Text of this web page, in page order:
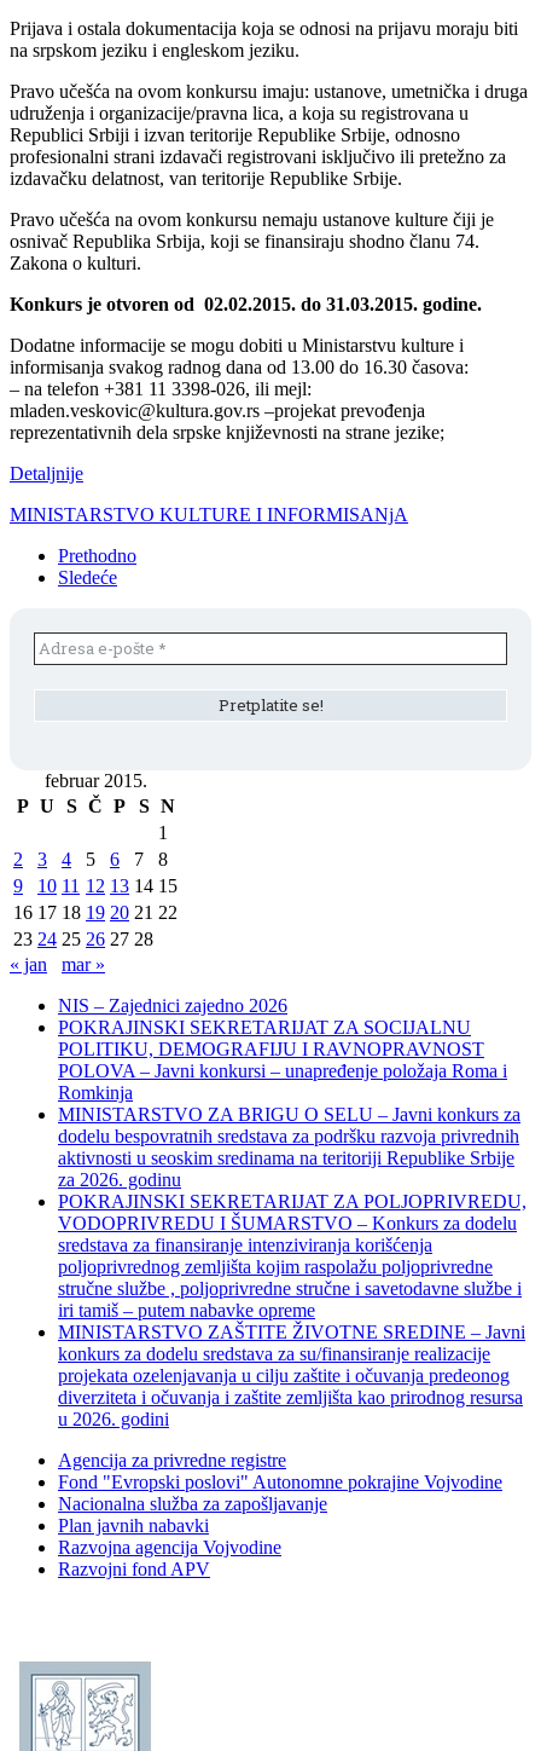
Prijava i ostala dokumentacija koja se odnosi na prijavu moraju biti
na srpskom jeziku i engleskom jeziku.
Pravo učešća na ovom konkursu imaju: ustanove, umetnička i druga
udruženja i organizacije/pravna lica, a koja su registrovana u
Republici Srbiji i izvan teritorije Republike Srbije, odnosno
profesionalni strani izdavači registrovani isključivo ili pretežno za
izdavačku delatnost, van teritorije Republike Srbije.
Pravo učešća na ovom konkursu nemaju ustanove kulture čiji je
osnivač Republika Srbija, koji se finansiraju shodno članu 74.
Zakona o kulturi.
Konkurs je otvoren od 02.02.2015. do 31.03.2015. godine.
Dodatne informacije se mogu dobiti u Ministarstvu kulture i
informisanja svakog radnog dana od 13.00 do 16.30 časova:
– na telefon +381 11 3398-026, ili mejl:
mladen.veskovic@kultura.gov.rs –projekat prevođenja
reprezentativnih dela srpske književnosti na strane jezike;
Detaljnije
MINISTARSTVO KULTURE I INFORMISANjA
Prethodno
Sledeće
februar 2015.
P U S Č P S N
1
2
3 4 5 6 7
8
9
10 11 12 13 14 15
16 17 18 19 20 21 22
23 24 25 26 27 28
« jan
mar »
NIS – Zajednici zajedno 2026
POKRAJINSKI SEKRETARIJAT ZA SOCIJALNU
POLITIKU, DEMOGRAFIJU I RAVNOPRAVNOST
POLOVA – Javni konkursi – unapređenje položaja Roma i
Romkinja
MINISTARSTVO ZA BRIGU O SELU – Javni konkurs za
dodelu bespovratnih sredstava za podršku razvoja privrednih
aktivnosti u seoskim sredinama na teritoriji Republike Srbije
za 2026. godinu
POKRAJINSKI SEKRETARIJAT ZA POLJOPRIVREDU,
VODOPRIVREDU I ŠUMARSTVO – Konkurs za dodelu
sredstava za finansiranje intenziviranja korišćenja
poljoprivrednog zemljišta kojim raspolažu poljoprivredne
stručne službe , poljoprivredne stručne i savetodavne službe i
iri tamiš ‒ putem nabavke opreme
MINISTARSTVO ZAŠTITE ŽIVOTNE SREDINE – Javni
konkurs za dodelu sredstava za su/finansiranje realizacije
projekata ozelenjavanja u cilju zaštite i očuvanja predeonog
diverziteta i očuvanja i zaštite zemljišta kao prirodnog resursa
u 2026. godini
Agencija za privredne registre
Fond "Evropski poslovi" Autonomne pokrajine Vojvodine
Nacionalna služba za zapošljavanje
Plan javnih nabavki
Razvojna agencija Vojvodine
Razvojni fond APV